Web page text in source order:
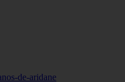
de-aridane